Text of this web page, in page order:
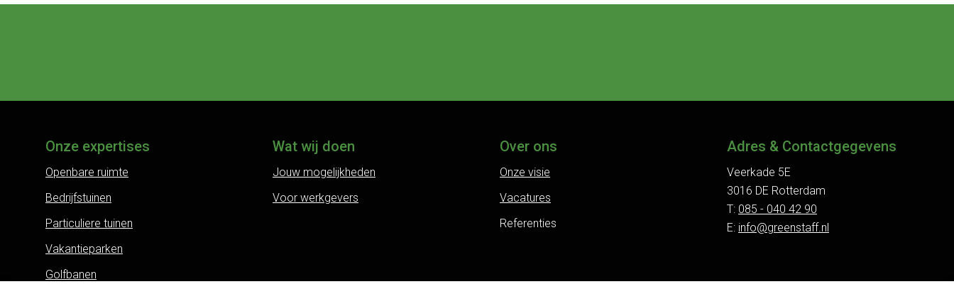
Onze expertises
Openbare ruimte
Bedrijfstuinen
Particuliere tuinen
Vakantieparken
Golfbanen
Wat wij doen
Jouw mogelijkheden
Voor werkgevers
Over ons
Onze visie
Vacatures
Referenties
Adres & Contactgegevens
Veerkade 5E
3016 DE Rotterdam
T: 085 - 040 42 90
E: info@greenstaff.nl